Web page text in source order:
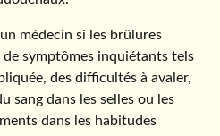
médecin si les brûlures
de symptômes inquiétants tels
des difficultés à avaler,
sang dans les selles ou les
dans les habitudes